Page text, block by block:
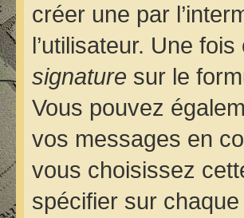
créer une par
l’utilisateur. Une
signature sur le
Vous pouvez
vos messages en
vous choisissez
spécifier sur